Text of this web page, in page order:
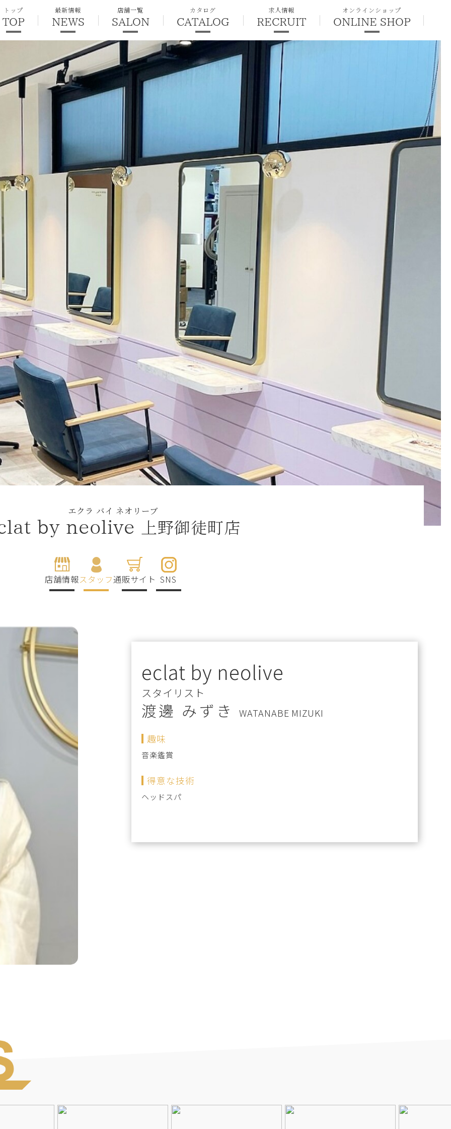
トップ
TOP
最新情報
NEWS
店舗一覧
SALON
カタログ
CATALOG
求人情報
RECRUIT
オンラインショップ
ONLINE SHOP
エクラ バイ ネオリーブ
by neolive 上野御徒町店
店舗情報スタッフ通販サイト SNS
eclat by neolive
スタイリスト
渡邊 みずき
WATANABE MIZUKI
趣味
音楽鑑賞
得意な技術
ヘッドスパ